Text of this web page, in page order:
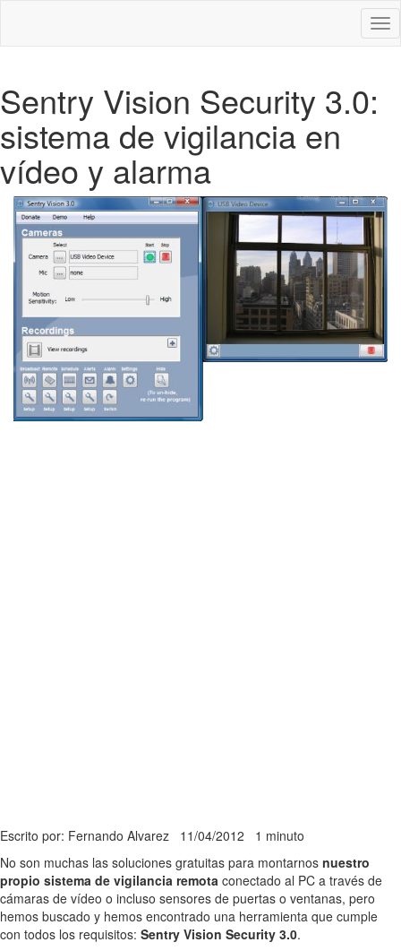
Sentry Vision Security 3.0:
sistema de vigilancia en
vídeo y alarma
Escrito por: Fernando Alvarez 11/04/2012 1 minuto
No son muchas las soluciones gratuitas para montarnos nuestro
propio sistema de vigilancia remota conectado al PC a través de
cámaras de vídeo o incluso sensores de puertas o ventanas, pero
hemos buscado y hemos encontrado una herramienta que cumple
con todos los requisitos: Sentry Vision Security 3.0.